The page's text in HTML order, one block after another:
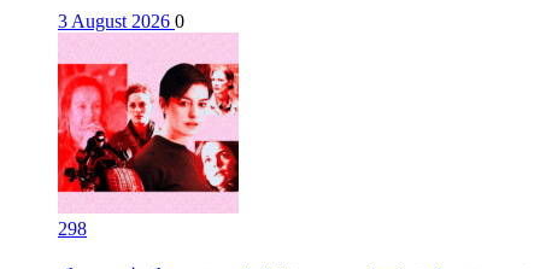
3 August 2026 0
298